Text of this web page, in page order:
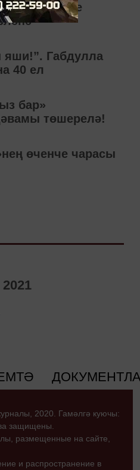
спектакле
яши!”. Габдулла
40 ел
бар»
төшерелә!
өченче чарасы
2020. Гамәлгә куючы:
защищены.
размещенные на сайте,
и распространение в